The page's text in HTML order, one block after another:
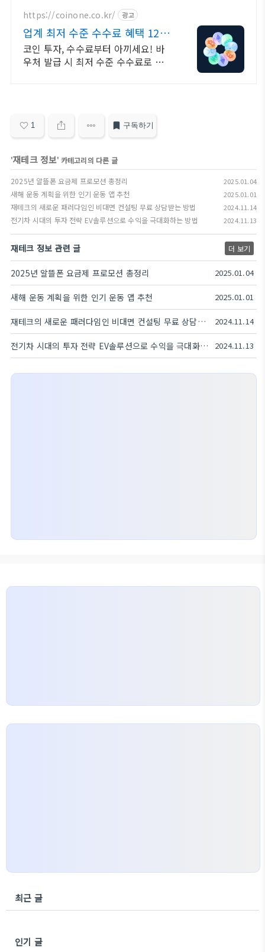
https://coinone.co.kr/ 광고
업계 최저 수준 수수료 혜택 12년
무사고 거래소
코인 투자, 수수료부터 아끼세요! 바
우처 발급 시 최저 수준 수수료로 거래
1 구독하기
'재테크 정보' 카테고리의 다른 글
2025년 알뜰폰 요금제 프로모션 총정리 2025.01.04
새해 운동 계획을 위한 인기 운동 앱 추천 2025.01.01
재테크의 새로운 패러다임인 비대면 컨설팅 무료 상담받는 방법 2024.11.14
전기차 시대의 투자 전략 EV솔루션으로 수익을 극대화하는 방법 2024.11.13
재테크 정보 관련 글 더 보기
2025년 알뜰폰 요금제 프로모션 총정리 2025.01.04
새해 운동 계획을 위한 인기 운동 앱 추천 2025.01.01
재테크의 새로운 패러다임인 비대면 컨설팅 무료 상담받는 방법 2024.11.14
전기차 시대의 투자 전략 EV솔루션으로 수익을 극대화하는 방법 2024.11.13
최근 글
인기 글